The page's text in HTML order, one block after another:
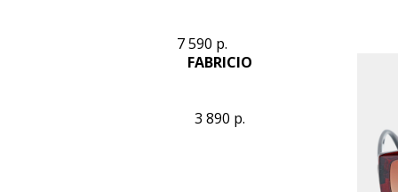
7 590 р.
FABRICIO
3 890 р.